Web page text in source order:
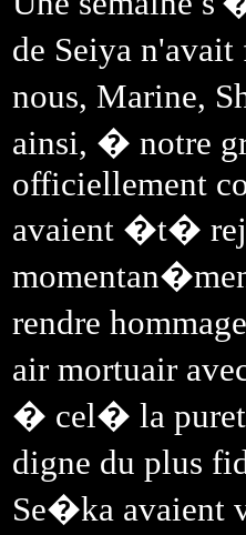
de Seiya
nous, Marine,
ainsi, � notre
officiellement
avaient �t�
rendre
air mortuair
� cel� la
digne du plus
Se�ka avaient